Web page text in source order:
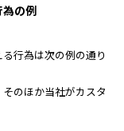
為の例
行為は次の例の通り
のほか当社がカスタ